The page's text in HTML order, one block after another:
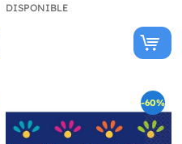
DISPONIBLE
-60%